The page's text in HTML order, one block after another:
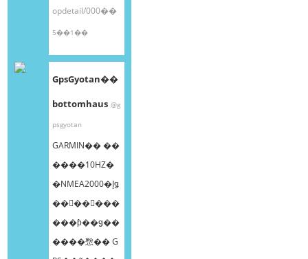
opdetail/000��
5��1��
GpsGyotan��
bottomhaus @g
psgyotan
GARMIN�� ��
����10HZ�
�NMEA2000�إǥ
��󥰥��󥵡���
���ƥ��ǥ��
����㥹�� G